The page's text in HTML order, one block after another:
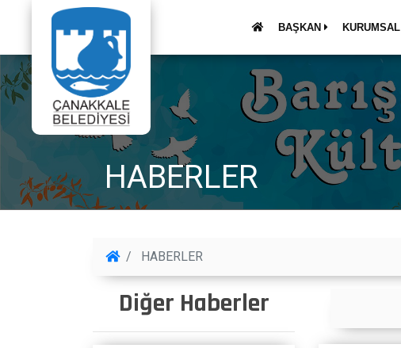
BAŞKAN KURUMSAL
HABERLER
HABERLER
Diğer Haberler